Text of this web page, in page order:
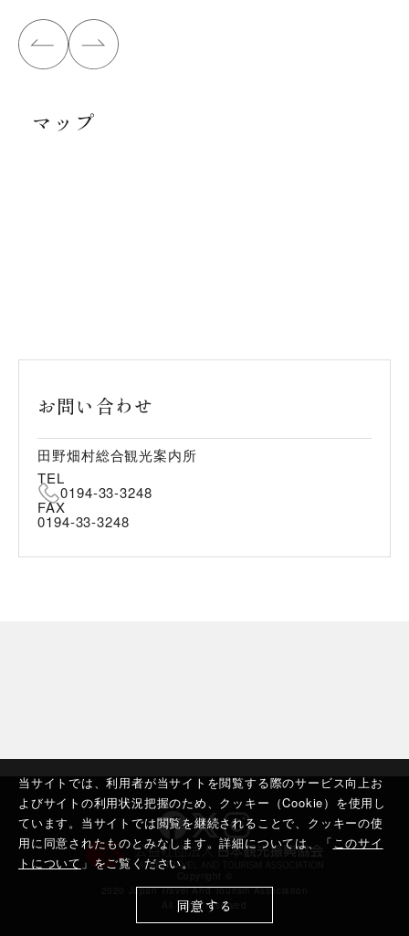
当サイトでは、利用者が当サイトを閲覧する際のサービス向上お
よびサイトの利用状況把握のため、クッキー（Cookie）を使用し
ています。当サイトでは閲覧を継続されることで、クッキーの使
用に同意されたものとみなします。詳細については、「このサイ
トについて 」をご覧ください。
同意する
マップ
お問い合わせ
田野畑村総合観光案内所
TEL
0194-33-3248
FAX
0194-33-3248
2020 Japan Travel And Tourism Association
All rights reserved